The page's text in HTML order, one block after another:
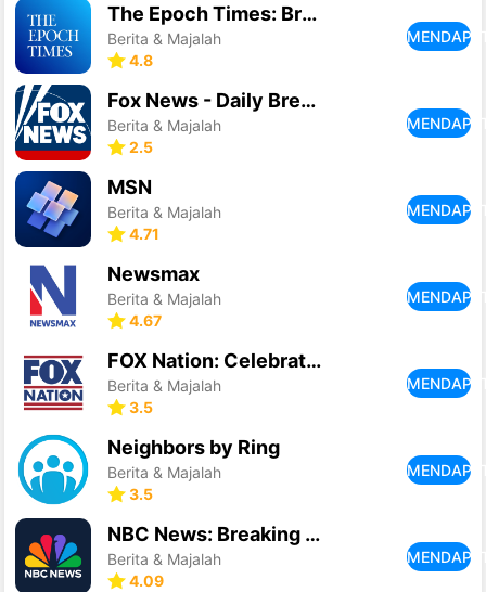
The Epoch Times: Breaking News
Berita & Majalah
4.8
Fox News - Daily Breaking News
Berita & Majalah
2.5
MSN
Berita & Majalah
4.71
Newsmax
Berita & Majalah
4.67
FOX Nation: Celebrate America
Berita & Majalah
3.5
Neighbors by Ring
Berita & Majalah
3.5
NBC News: Breaking News & Live
Berita & Majalah
4.09